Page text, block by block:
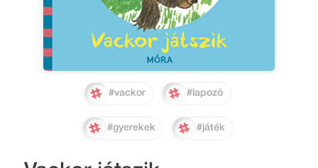
#vackor #lapozó
#gyerekek #játék